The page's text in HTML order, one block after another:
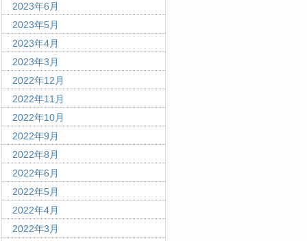
2023年6月
2023年5月
2023年4月
2023年3月
2022年12月
2022年11月
2022年10月
2022年9月
2022年8月
2022年6月
2022年5月
2022年4月
2022年3月